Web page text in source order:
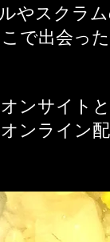
やスクラ
で出会っ
ンサイト
ンライン配